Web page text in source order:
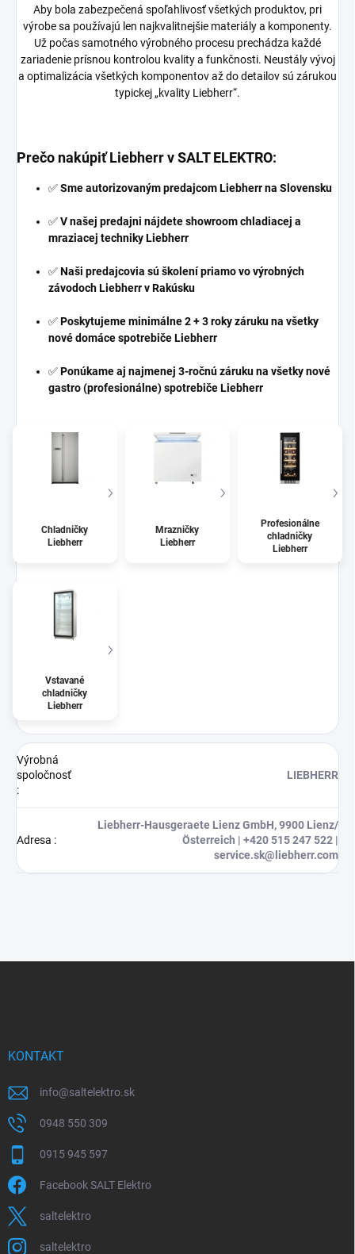
Aby bola zabezpečená spoľahlivosť všetkých produktov, pri
výrobe sa používajú len najkvalitnejšie materiály a komponenty.
Už počas samotného výrobného procesu prechádza každé
zariadenie prísnou kontrolou kvality a funkčnosti. Neustály vývoj
a optimalizácia všetkých komponentov až do detailov sú zárukou
typickej „kvality Liebherr“.
Prečo nakúpiť Liebherr vSALT ELEKTRO:
✅Sme autorizovaným predajcom Liebherr na Slovensku
✅V našej predajni nájdete showroom chladiacej a
mraziacej techniky Liebherr
✅Naši predajcovia sú školení priamo vo výrobných
závodoch Liebherr v Rakúsku
✅Poskytujeme minimálne 2 + 3 roky záruku na všetky
nové domáce spotrebiče Liebherr
✅Ponúkame aj najmenej 3-ročnú záruku na všetky nové
gastro (profesionálne) spotrebiče Liebherr
Chladničky
Liebherr
Mrazničky
Liebherr
Profesionálne
chladničky
Liebherr
Vstavané
chladničky
Liebherr
Výrobná
spoločnosť
:
LIEBHERR
Adresa :
Liebherr-Hausgeraete Lienz GmbH, 9900 Lienz/
Österreich | +420 515 247 522 |
service.sk@liebherr.com
KONTAKT
info@saltelektro.sk
0948 550 309
0915 945 597
Facebook SALT Elektro
saltelektro
saltelektro